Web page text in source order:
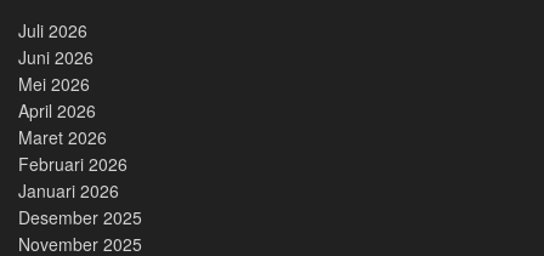
Juli 2026
Juni 2026
Mei 2026
April 2026
Maret 2026
Februari 2026
Januari 2026
Desember 2025
November 2025